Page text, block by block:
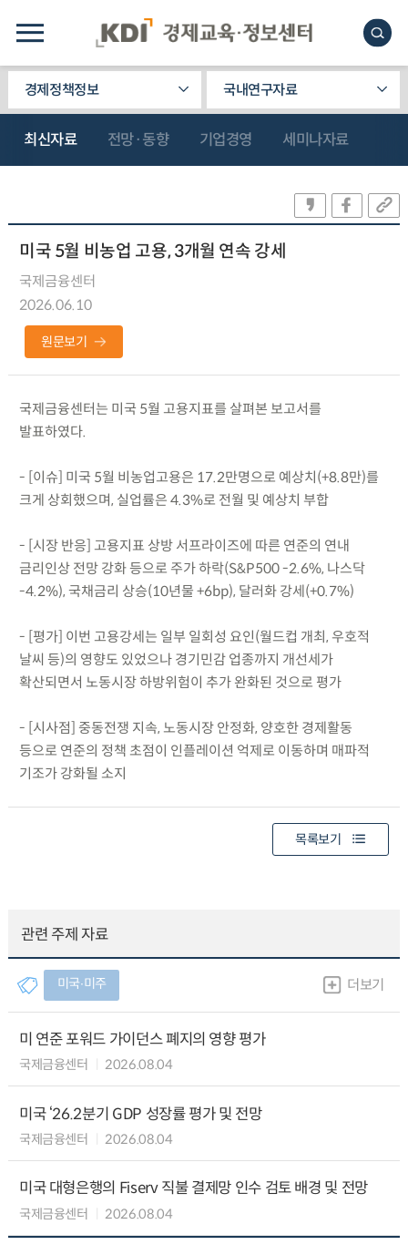
경제정책정보 국내연구자료
최신자료 전망·동향 기업경영 세미나자료
미국 5월 비농업 고용, 3개월 연속 강세
국제금융센터
2026.06.10
원문보기
국제금융센터는 미국 5월 고용지표를 살펴본 보고서를
발표하였다.
- [이슈] 미국 5월 비농업고용은 17.2만명으로 예상치(+8.8만)를
크게 상회했으며, 실업률은 4.3%로 전월 및 예상치 부합
- [시장 반응] 고용지표 상방 서프라이즈에 따른 연준의 연내
금리인상 전망 강화 등으로 주가 하락(S&P500 -2.6%, 나스닥
-4.2%), 국채금리 상승(10년물 +6bp), 달러화 강세(+0.7%)
- [평가] 이번 고용강세는 일부 일회성 요인(월드컵 개최, 우호적
날씨 등)의 영향도 있었으나 경기민감 업종까지 개선세가
확산되면서 노동시장 하방위험이 추가 완화된 것으로 평가
- [시사점] 중동전쟁 지속, 노동시장 안정화, 양호한 경제활동
등으로 연준의 정책 초점이 인플레이션 억제로 이동하며 매파적
기조가 강화될 소지
목록보기
관련 주제 자료
미국∙미주 더보기
미 연준 포워드 가이던스 폐지의 영향 평가
국제금융센터 2026.08.04
미국 ‘26.2분기 GDP 성장률 평가 및 전망
국제금융센터 2026.08.04
미국 대형은행의 Fiserv 직불 결제망 인수 검토 배경 및 전망
국제금융센터 2026.08.04